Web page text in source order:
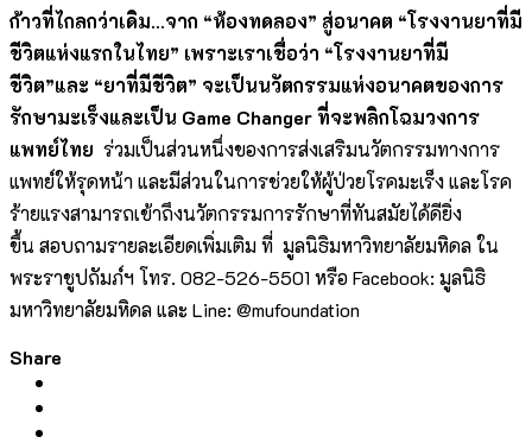
ก้าวที่ไกลกว่าเดิม…จาก “ห้องทดลอง” สู่อนาคต “โรงงานยาที่มี
ชีวิตแห่งแรกในไทย” เพราะเราเชื่อว่า “โรงงานยาที่มี
ชีวิต”และ “ยาที่มีชีวิต” จะเป็นนวัตกรรมแห่งอนาคตของการ
รักษามะเร็งและเป็น Game Changerที่จะพลิกโฉมวงการ
แพทย์ไทย ร่วมเป็นส่วนหนึ่งของการส่งเสริมนวัตกรรมทางการ
แพทย์ให้รุดหน้า และมีส่วนในการช่วยให้ผู้ป่วยโรคมะเร็ง และโรค
ร้ายแรงสามารถเข้าถึงนวัตกรรมการรักษาที่ทันสมัยได้ดียิ่ง
ขึ้น สอบถามรายละเอียดเพิ่มเติม ที่ มูลนิธิมหาวิทยาลัยมหิดล ใน
พระราชูปถัมภ์ฯ โทร. 082-526-5501 หรือ Facebook: มูลนิธิ
มหาวิทยาลัยมหิดล และ Line: @mufoundation
Share